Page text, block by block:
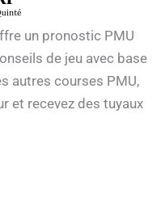
un pronostic PMU
de jeu avec base
autres courses PMU,
et recevez des tuyaux